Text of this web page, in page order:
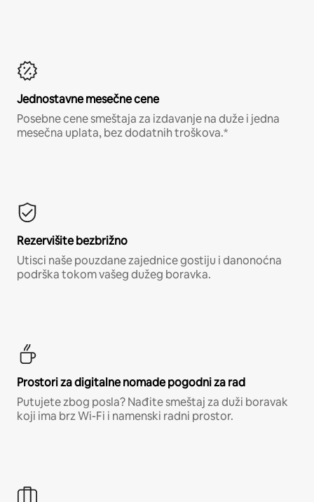
Jednostavne mesečne cene
Posebne cene smeštaja za izdavanje na duže i jedna
mesečna uplata, bez dodatnih troškova.*
Rezervišite bezbrižno
Utisci naše pouzdane zajednice gostiju i danonoćna
podrška tokom vašeg dužeg boravka.
Prostori za digitalne nomade pogodni za rad
Putujete zbog posla? Nađite smeštaj za duži boravak
koji ima brz Wi-Fi i namenski radni prostor.